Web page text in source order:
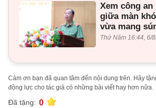
Xem công an
giữa màn
vừa mang
Thứ Năm 16:44, 6/
Cảm ơn bạn đã quan tâm đến nội dung trên. Hãy
động lực cho tác giả có những bài viết hay hơn nữa.
Đã tặng: 0